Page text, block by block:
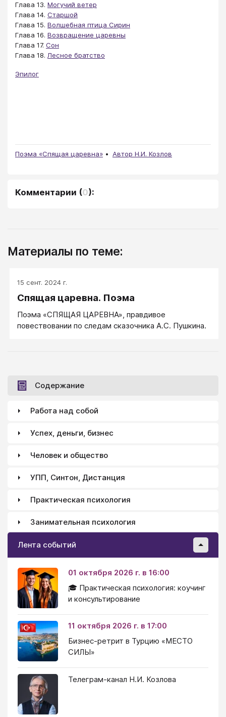
Глава 13. Могучий ветер
Глава 14. Старшой
Глава 15. Волшебная птица Сирин
Глава 16. Возвращение царевны
Глава 17. Сон
Глава 18. Лесное братство
Эпилог
Поэма «Спящая царевна» Автор Н.И. Козлов
Комментарии (0):
Материалы по теме:
15 сент. 2024 г.
Спящая царевна. Поэма
Поэма «СПЯЩАЯ ЦАРЕВНА», правдивое
повествовании по следам сказочника А.С. Пушкина.
Содержание
Работа над собой
Успех, деньги, бизнес
Человек и общество
УПП, Синтон, Дистанция
Практическая психология
Занимательная психология
Лента событий
01 октября 2026 г. в 16:00
🎓 Практическая психология: коучинг
и консультирование
11 октября 2026 г. в 17:00
Бизнес-ретрит в Турцию «МЕСТО
СИЛЫ»
Телеграм-канал Н.И. Козлова